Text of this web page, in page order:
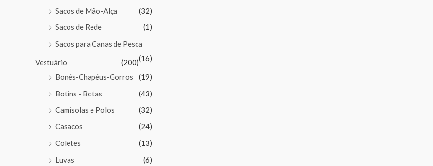
Sacos de Mão-Alça
(32)
Sacos de Rede
(1)
Sacos para Canas de Pesca
(16)
Vestuário
(200)
Bonés-Chapéus-Gorros
(19)
Botins - Botas
(43)
Camisolas e Polos
(32)
Casacos
(24)
Coletes
(13)
Luvas
(6)